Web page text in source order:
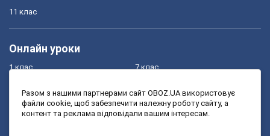
11 клас
Онлайн уроки
1 клас
3 клас
7 клас
9 клас
Разом з нашими партнерами сайт OBOZ.UA використовує
файли cookie, щоб забезпечити належну роботу сайту, а
контент та реклама відповідали вашим інтересам.